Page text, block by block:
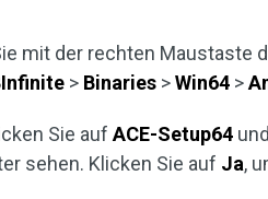
mit der rechten Maustaste
> Binaries >Win64 >
Sie aufACE-Setup64
sehen. Klicken Sie auf Ja,